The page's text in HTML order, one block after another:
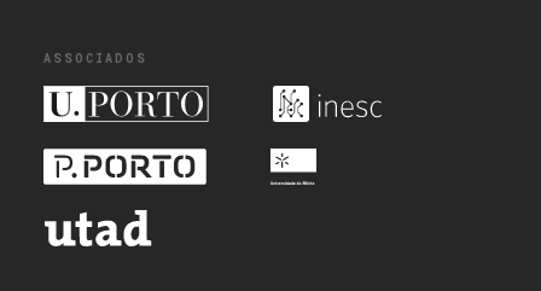
ASSOCIADOS